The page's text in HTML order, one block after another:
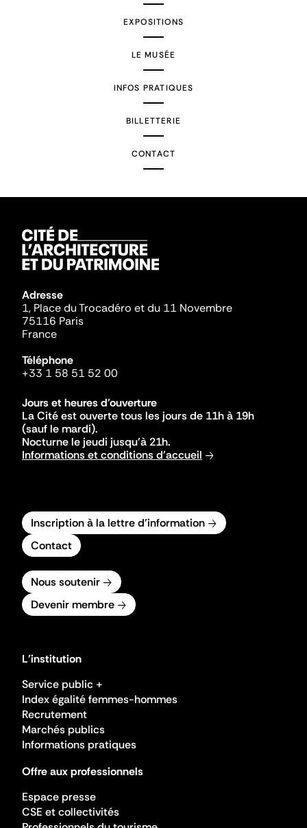
EXPOSITIONS
LE MUSÉE
INFOS PRATIQUES
BILLETTERIE
CONTACT
Adresse
1, Place du Trocadéro et du 11 Novembre
75116 Paris
France
Téléphone
+33 1 58 51 52 00
Jours et heures d'ouverture
La Cité est ouverte tous les jours de 11h à 19h
(sauf le mardi).
Nocturne le jeudi jusqu'à 21h.
Informations et conditions d'accueil
Inscription à la lettre d'information
Contact
Nous soutenir
Devenir membre
L'institution
Service public +
Index égalité femmes-hommes
Recrutement
Marchés publics
Informations pratiques
Offre aux professionnels
Espace presse
CSE et collectivités